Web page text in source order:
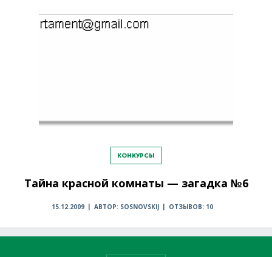
КОНКУРСЫ
Тайна красной комнаты — загадка №6
15.12.2009 АВТОР: SOSNOVSKIJ ОТЗЫВОВ: 10